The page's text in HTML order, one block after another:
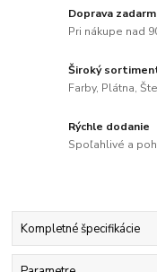
Doprava
Pri nákupe nad
Široký
Farby, Plátna,
Rýchle dodanie
Spoľahlivé a
Kompletné špecifikácie